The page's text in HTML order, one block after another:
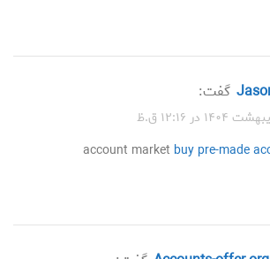
گفت:
account market buy pre-made